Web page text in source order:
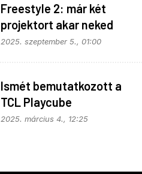
Freestyle 2: már két
projektort akar neked
eladni a Samsung
2025. szeptember 5., 01:00
Ismét bemutatkozott a
TCL Playcube
2025. március 4., 12:25